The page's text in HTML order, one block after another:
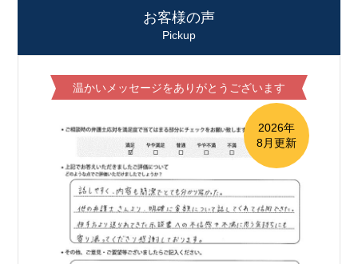
お客様の声
Pickup
温かいメッセージをありがとうございます
2026年
8月更新